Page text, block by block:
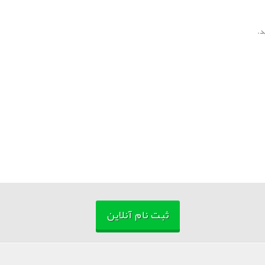
ثبت نام آنلاین